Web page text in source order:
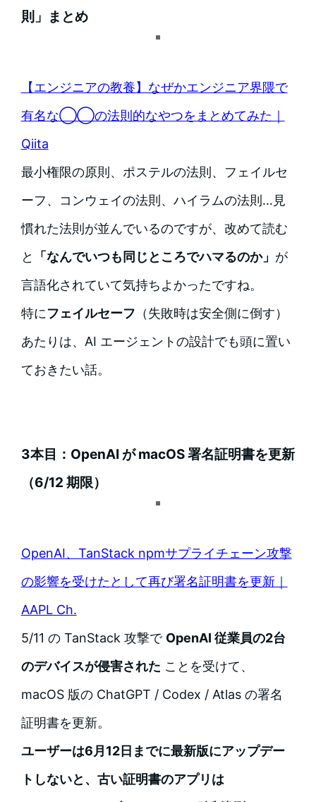
則」まとめ
【エンジニアの教養】なぜかエンジニア界隈で
有名な◯◯の法則的なやつをまとめてみた｜
Qiita
最小権限の原則、ポステルの法則、フェイルセ
ーフ、コンウェイの法則、ハイラムの法則…見
慣れた法則が並んでいるのですが、改めて読む
と
「なんでいつも同じところでハマるのか」 が
言語化されていて気持ちよかったですね。
特にフェイルセーフ （失敗時は安全側に倒す）
あたりは、AI エージェントの設計でも頭に置い
ておきたい話。
3本目：OpenAI が macOS 署名証明書を更新
（6/12 期限）
OpenAI、TanStack npmサプライチェーン攻撃
の影響を受けたとして再び署名証明書を更新｜
AAPL Ch.
5/11 の TanStack 攻撃で OpenAI 従業員の2台
のデバイスが侵害された ことを受けて、
macOS 版の ChatGPT / Codex / Atlas の署名
証明書を更新。
ユーザーは6月12日までに最新版にアップデー
トしないと、古い証明書のアプリは